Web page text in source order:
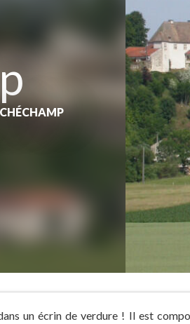
un écrin de verdure ! Il est